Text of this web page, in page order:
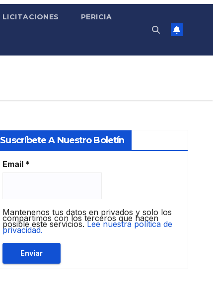
LICITACIONES PERICIA
Suscríbete A Nuestro Boletín
Email *
Mantenenos tus datos en privados y solo los
compartimos con los terceros que hacen
posible este servicios.Lee nuestra política de
privacidad.